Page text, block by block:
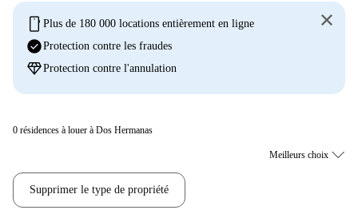
mobile Plus de 180 000 locations entièrement en ligne
check_circleProtection contre les fraudes
diamondProtection contre l'annulation
0 résidences à louer à Dos Hermanas
Supprimer le type de propriété